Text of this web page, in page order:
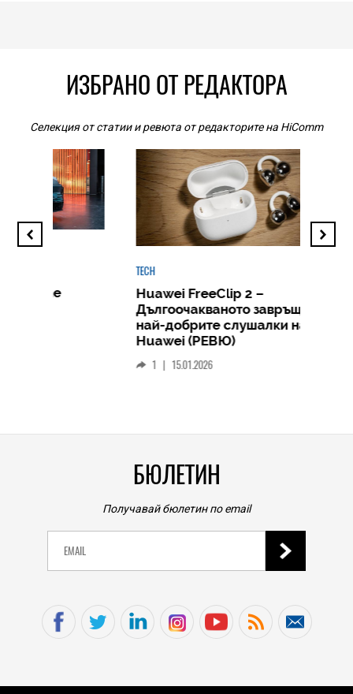
ИЗБРАНО ОТ РЕДАКТОРА
Селекция от статии и ревюта от редакторите на HiComm
Huawei FreeClip 2 –
Дългоочакваното завръщане на
най-добрите слушалки на
Huawei (РЕВЮ)
15.01.2026
БЮЛЕТИН
Получавай бюлетин по email